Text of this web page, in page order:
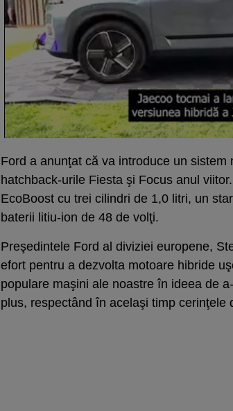
Ford a anunţat că va introduce un
hatchback-urile Fiesta şi Focus anul
EcoBoost cu trei cilindri de 1,0 litri, un
baterii litiu-ion de 48 de volţi.
Preşedintele Ford al diviziei europene,
efort pentru a dezvolta motoare hibride
populare maşini ale noastre în ideea de
plus, respectând în acelaşi timp cerinţele